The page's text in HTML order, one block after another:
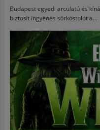
Budapest egyedi arculatú és
biztosít ingyenes sörkóstolót a...